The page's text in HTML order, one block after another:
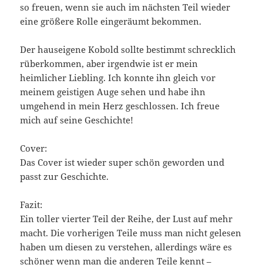
so freuen, wenn sie auch im nächsten Teil wieder
eine größere Rolle eingeräumt bekommen.
Der hauseigene Kobold sollte bestimmt schrecklich
rüberkommen, aber irgendwie ist er mein
heimlicher Liebling. Ich konnte ihn gleich vor
meinem geistigen Auge sehen und habe ihn
umgehend in mein Herz geschlossen. Ich freue
mich auf seine Geschichte!
Cover:
Das Cover ist wieder super schön geworden und
passt zur Geschichte.
Fazit:
Ein toller vierter Teil der Reihe, der Lust auf mehr
macht. Die vorherigen Teile muss man nicht gelesen
haben um diesen zu verstehen, allerdings wäre es
schöner wenn man die anderen Teile kennt –